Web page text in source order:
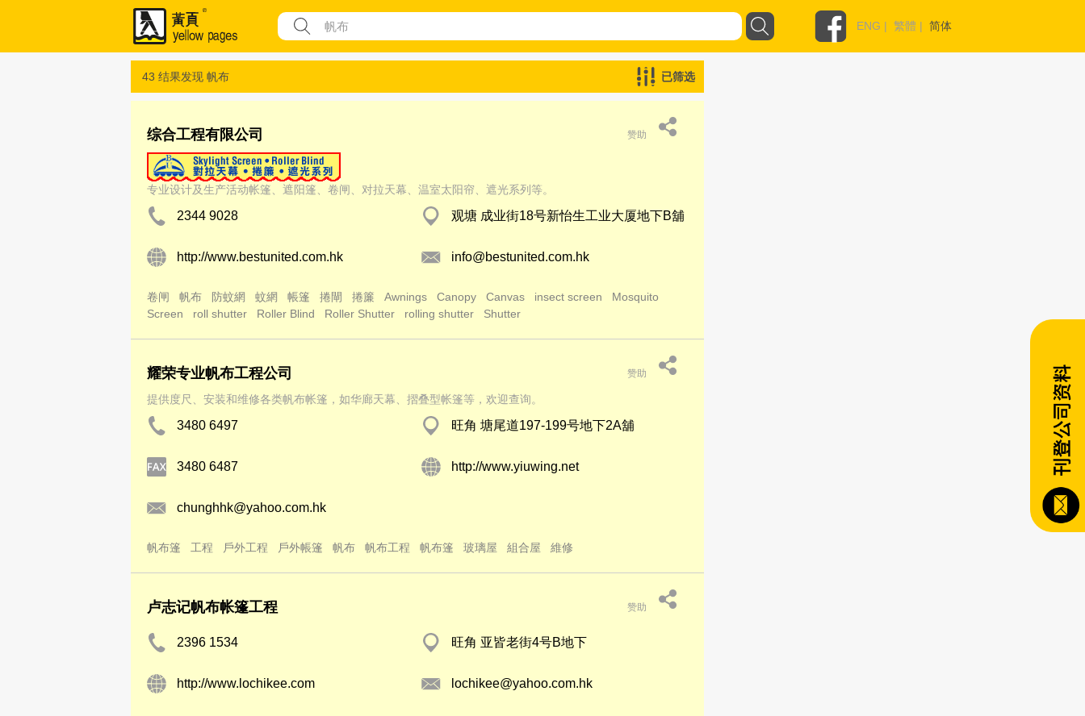
ENG | 繁體 | 简体
43 结果发现 帆布 已筛选
综合工程有限公司 赞助
专业设计及生产活动帐篷、遮阳篷、卷闸、对拉天幕、温室太阳帘、遮光系列等。
2344 9028 观塘 成业街18号新怡生工业大厦地下B舖
http://www.bestunited.com.hk info@bestunited.com.hk
卷闸 帆布 防蚊網 蚊網 帳篷 捲閘 捲簾 Awnings Canopy Canvas insect screen
Mosquito
Screen
roll shutter Roller Blind Roller Shutter rolling shutter Shutter
耀荣专业帆布工程公司 赞助
提供度尺、安装和维修各类帆布帐篷，如华廊天幕、摺叠型帐篷等，欢迎查询。
3480 6497 旺角 塘尾道197-199号地下2A舖
3480 6487 http://www.yiuwing.net
chunghhk@yahoo.com.hk
帆布篷 工程 戶外工程 戶外帳篷 帆布 帆布工程 帆布篷 玻璃屋 組合屋 維修
卢志记帆布帐篷工程 赞助
2396 1534 旺角 亚皆老街4号B地下
http://www.lochikee.com lochikee@yahoo.com.hk